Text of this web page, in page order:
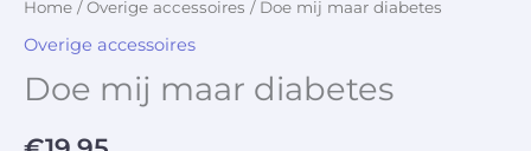
Home /Overige accessoires / Doe mij maar diabetes
Overige accessoires
Doe mij maar diabetes